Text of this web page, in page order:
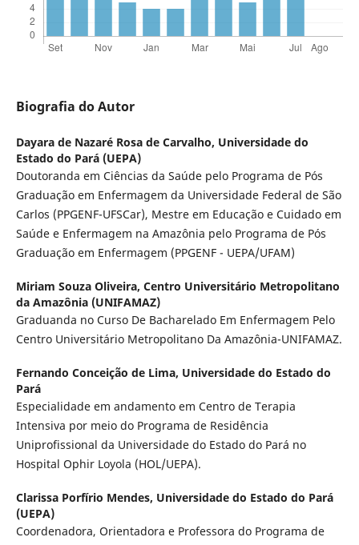
Biografia do Autor
Dayara de Nazaré Rosa de Carvalho, Universidade do
Estado do Pará (UEPA)
Doutoranda em Ciências da Saúde pelo Programa de Pós
Graduação em Enfermagem da Universidade Federal de São
Carlos (PPGENF-UFSCar), Mestre em Educação e Cuidado em
Saúde e Enfermagem na Amazônia pelo Programa de Pós
Graduação em Enfermagem (PPGENF - UEPA/UFAM)
Miriam Souza Oliveira, Centro Universitário Metropolitano
da Amazônia (UNIFAMAZ)
Graduanda no Curso De Bacharelado Em Enfermagem Pelo
Centro Universitário Metropolitano Da Amazônia-UNIFAMAZ.
Fernando Conceição de Lima, Universidade do Estado do
Pará
Especialidade em andamento em Centro de Terapia
Intensiva por meio do Programa de Residência
Uniprofissional da Universidade do Estado do Pará no
Hospital Ophir Loyola (HOL/UEPA).
Clarissa Porfírio Mendes, Universidade do Estado do Pará
(UEPA)
Coordenadora, Orientadora e Professora do Programa de